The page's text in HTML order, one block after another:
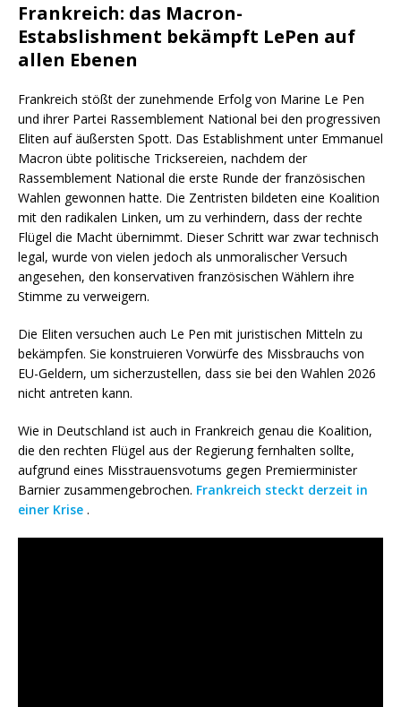
Frankreich: das Macron-
Estabslishment bekämpft LePen auf
allen Ebenen
Frankreich stößt der zunehmende Erfolg von Marine Le Pen
und ihrer Partei Rassemblement National bei den progressiven
Eliten auf äußersten Spott. Das Establishment unter Emmanuel
Macron übte politische Tricksereien, nachdem der
Rassemblement National die erste Runde der französischen
Wahlen gewonnen hatte. Die Zentristen bildeten eine Koalition
mit den radikalen Linken, um zu verhindern, dass der rechte
Flügel die Macht übernimmt. Dieser Schritt war zwar technisch
legal, wurde von vielen jedoch als unmoralischer Versuch
angesehen, den konservativen französischen Wählern ihre
Stimme zu verweigern.
Die Eliten versuchen auch Le Pen mit juristischen Mitteln zu
bekämpfen. Sie konstruieren Vorwürfe des Missbrauchs von
EU-Geldern, um sicherzustellen, dass sie bei den Wahlen 2026
nicht antreten kann.
Wie in Deutschland ist auch in Frankreich genau die Koalition,
die den rechten Flügel aus der Regierung fernhalten sollte,
aufgrund eines Misstrauensvotums gegen Premierminister
Barnier zusammengebrochen. Frankreich steckt derzeit in
einer Krise .